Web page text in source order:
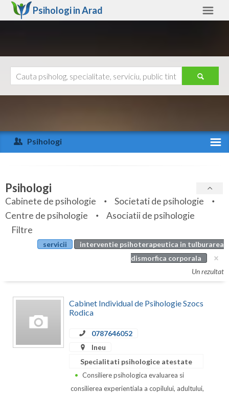
Psihologi inArad
Arad
Arges
Bihor
Bistrita-Nasaud
Botosani
Bucuresti
Buzau
Ajutor
Psihologi
Specialitati
Servicii
Articole
Evenimente
Psihologi
Cabinete de psihologie
Societati de psihologie
Centre de psihologie
Asociatii de psihologie
Filtre
servicii
interventie psihoterapeutica in tulburarea
dismorfica corporala
Un rezultat
Cabinet Individual de Psihologie Szocs
Rodica
0787646052
Ineu
Specialitati psihologice atestate
Consiliere psihologica evaluarea si
consilierea experientiala a copilului, adultului,